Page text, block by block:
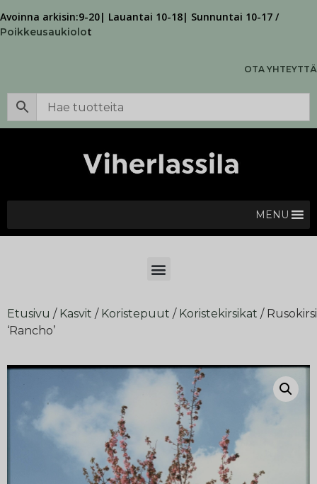
Avoinna arkisin:9-20| Lauantai 10-18| Sunnuntai 10-17 /
Poikkeusaukiolot
OTA YHTEYTTÄ
MENU
Etusivu / Kasvit / Koristepuut / Koristekirsikat /
‘Rancho’